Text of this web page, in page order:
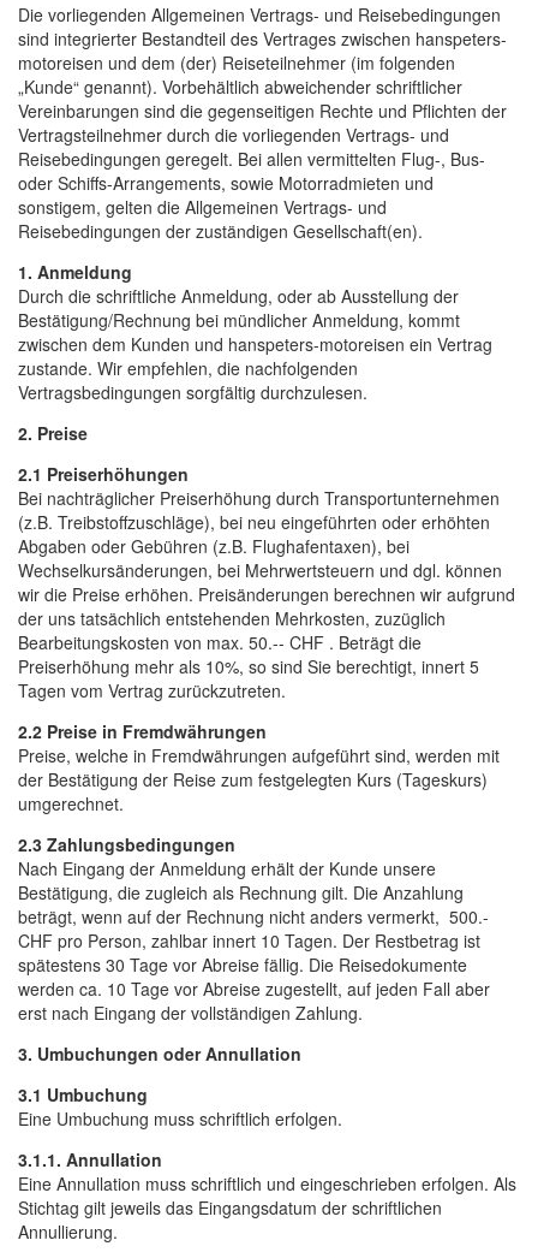
Die vorliegenden Allgemeinen Vertrags- und Reisebedingungen
sind integrierter Bestandteil des Vertrages zwischen hanspeters-
motoreisen und dem (der) Reiseteilnehmer (im folgenden
„Kunde“ genannt). Vorbehältlich abweichender schriftlicher
Vereinbarungen sind die gegenseitigen Rechte und Pflichten der
Vertragsteilnehmer durch die vorliegenden Vertrags- und
Reisebedingungen geregelt. Bei allen vermittelten Flug-, Bus-
oder Schiffs-Arrangements, sowie Motorradmieten und
sonstigem, gelten die Allgemeinen Vertrags- und
Reisebedingungen der zuständigen Gesellschaft(en).
1. Anmeldung
Durch die schriftliche Anmeldung, oder ab Ausstellung der
Bestätigung/Rechnung bei mündlicher Anmeldung, kommt
zwischen dem Kunden und hanspeters-motoreisen ein Vertrag
zustande. Wir empfehlen, die nachfolgenden
Vertragsbedingungen sorgfältig durchzulesen.
2. Preise
2.1 Preiserhöhungen
Bei nachträglicher Preiserhöhung durch Transportunternehmen
(z.B. Treibstoffzuschläge), bei neu eingeführten oder erhöhten
Abgaben oder Gebühren (z.B. Flughafentaxen), bei
Wechselkursänderungen, bei Mehrwertsteuern und dgl. können
wir die Preise erhöhen. Preisänderungen berechnen wir aufgrund
der uns tatsächlich entstehenden Mehrkosten, zuzüglich
Bearbeitungskosten von max. 50.-- CHF . Beträgt die
Preiserhöhung mehr als 10%, so sind Sie berechtigt, innert 5
Tagen vom Vertrag zurückzutreten.
2.2 Preise in Fremdwährungen
Preise, welche in Fremdwährungen aufgeführt sind, werden mit
der Bestätigung der Reise zum festgelegten Kurs (Tageskurs)
umgerechnet.
2.3 Zahlungsbedingungen
Nach Eingang der Anmeldung erhält der Kunde unsere
Bestätigung, die zugleich als Rechnung gilt. Die Anzahlung
beträgt, wenn auf der Rechnung nicht anders vermerkt, 500.-
CHF pro Person, zahlbar innert 10 Tagen. Der Restbetrag ist
spätestens 30 Tage vor Abreise fällig. Die Reisedokumente
werden ca. 10 Tage vor Abreise zugestellt, auf jeden Fall aber
erst nach Eingang der vollständigen Zahlung.
3. Umbuchungen oder Annullation
3.1 Umbuchung
Eine Umbuchung muss schriftlich erfolgen.
3.1.1. Annullation
Eine Annullation muss schriftlich und eingeschrieben erfolgen. Als
Stichtag gilt jeweils das Eingangsdatum der schriftlichen
Annullierung.